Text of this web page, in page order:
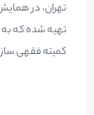
تهران، در
تهیه شده که
کمیته فقهی